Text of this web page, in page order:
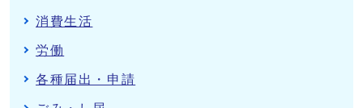
消費生活
労働
各種届出・申請